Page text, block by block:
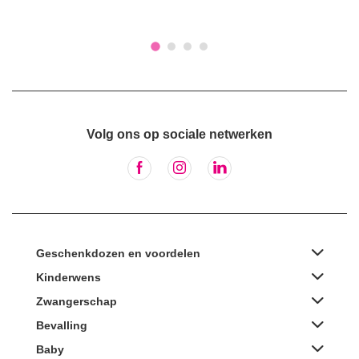
Volg ons op sociale netwerken
Geschenkdozen en voordelen
Kinderwens
Zwangerschap
Bevalling
Baby